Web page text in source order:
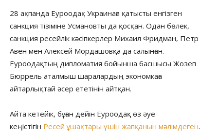
28 ақпанда Еуроодақ Украинаға қатысты енгізген
санкция тізіміне Усмановты да қосқан. Одан бөлек,
санкция ресейлік кәсіпкерлер Михаил Фридман, Петр
Авен мен Алексей Мордашовқа да салынған.
Еуроодақтың дипломатия бойынша басшысы Жозеп
Бюррель аталмыш шаралардың экономкаға
айтарлықтай әсер ететінін айтқан.
Айта кетейік, бұған дейін Еуроодақ өз әуе
кеңістігін Ресей ұшақтары үшін жапқанын мәлімдеген.